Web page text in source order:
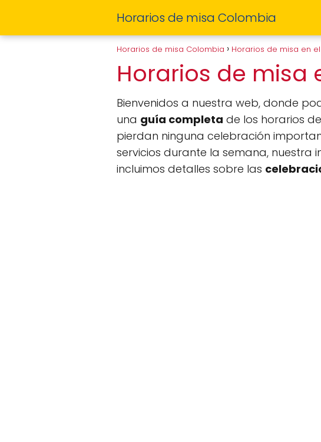
Horarios de misa Colombia
Horarios de misa Colombia Horarios de misa en
Horarios de misa
Bienvenidos a nuestra web, donde
una guía completa de los horarios
pierdan ninguna celebración
servicios durante la semana,
incluimos detalles sobre las